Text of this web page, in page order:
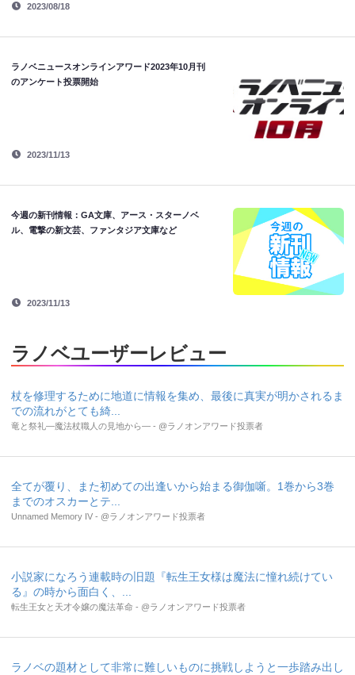
2023/08/18
ラノベニュースオンラインアワード2023年10月刊
のアンケート投票開始
2023/11/13
今週の新刊情報：GA文庫、アース・スターノベ
ル、電撃の新文芸、ファンタジア文庫など
2023/11/13
ラノベユーザーレビュー
杖を修理するために地道に情報を集め、最後に真実が明かされるま
での流れがとても綺...
竜と祭礼―魔法杖職人の見地から― - @ラノオンアワード投票者
全てが覆り、また初めての出逢いから始まる御伽噺。1巻から3巻
までのオスカーとテ...
Unnamed Memory IV - @ラノオンアワード投票者
小説家になろう連載時の旧題『転生王女様は魔法に憧れ続けてい
る』の時から面白く、...
転生王女と天才令嬢の魔法革命 - @ラノオンアワード投票者
ラノベの題材として非常に難しいものに挑戦しようと一歩踏み出し